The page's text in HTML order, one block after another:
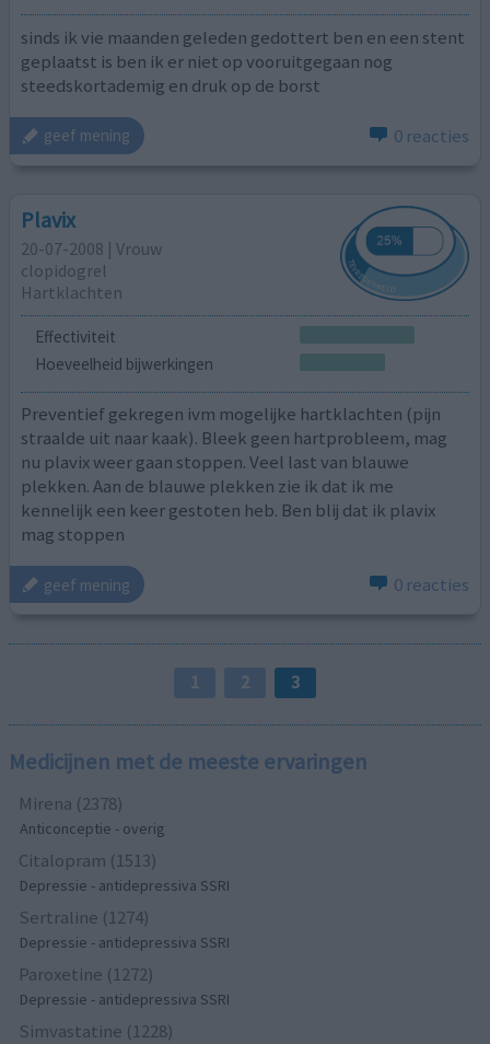
sinds ik vie maanden geleden gedottert ben en een stent
geplaatst is ben ik er niet op vooruitgegaan nog
steedskortademig en druk op de borst
geef mening 0 reacties
Plavix
20-07-2008 | Vrouw
clopidogrel
Hartklachten
Effectiviteit
Hoeveelheid bijwerkingen
Preventief gekregen ivm mogelijke hartklachten (pijn
straalde uit naar kaak). Bleek geen hartprobleem, mag
nu plavix weer gaan stoppen. Veel last van blauwe
plekken. Aan de blauwe plekken zie ik dat ik me
kennelijk een keer gestoten heb. Ben blij dat ik plavix
mag stoppen
geef mening 0 reacties
1 2 3
Medicijnen met de meeste ervaringen
Mirena (2378)
Anticonceptie - overig
Citalopram (1513)
Depressie - antidepressiva SSRI
Sertraline (1274)
Depressie - antidepressiva SSRI
Paroxetine (1272)
Depressie - antidepressiva SSRI
Simvastatine (1228)